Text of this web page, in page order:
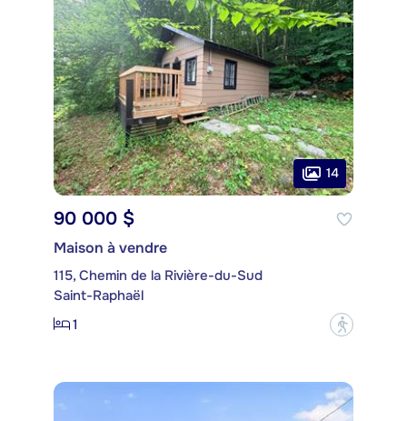
14
90 000 $
Maison à vendre
115, Chemin de la Rivière-du-Sud
Saint-Raphaël
1
?